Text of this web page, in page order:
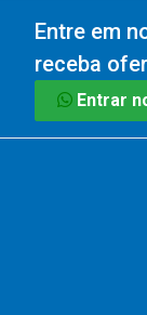
Entre em
receba
Entrar